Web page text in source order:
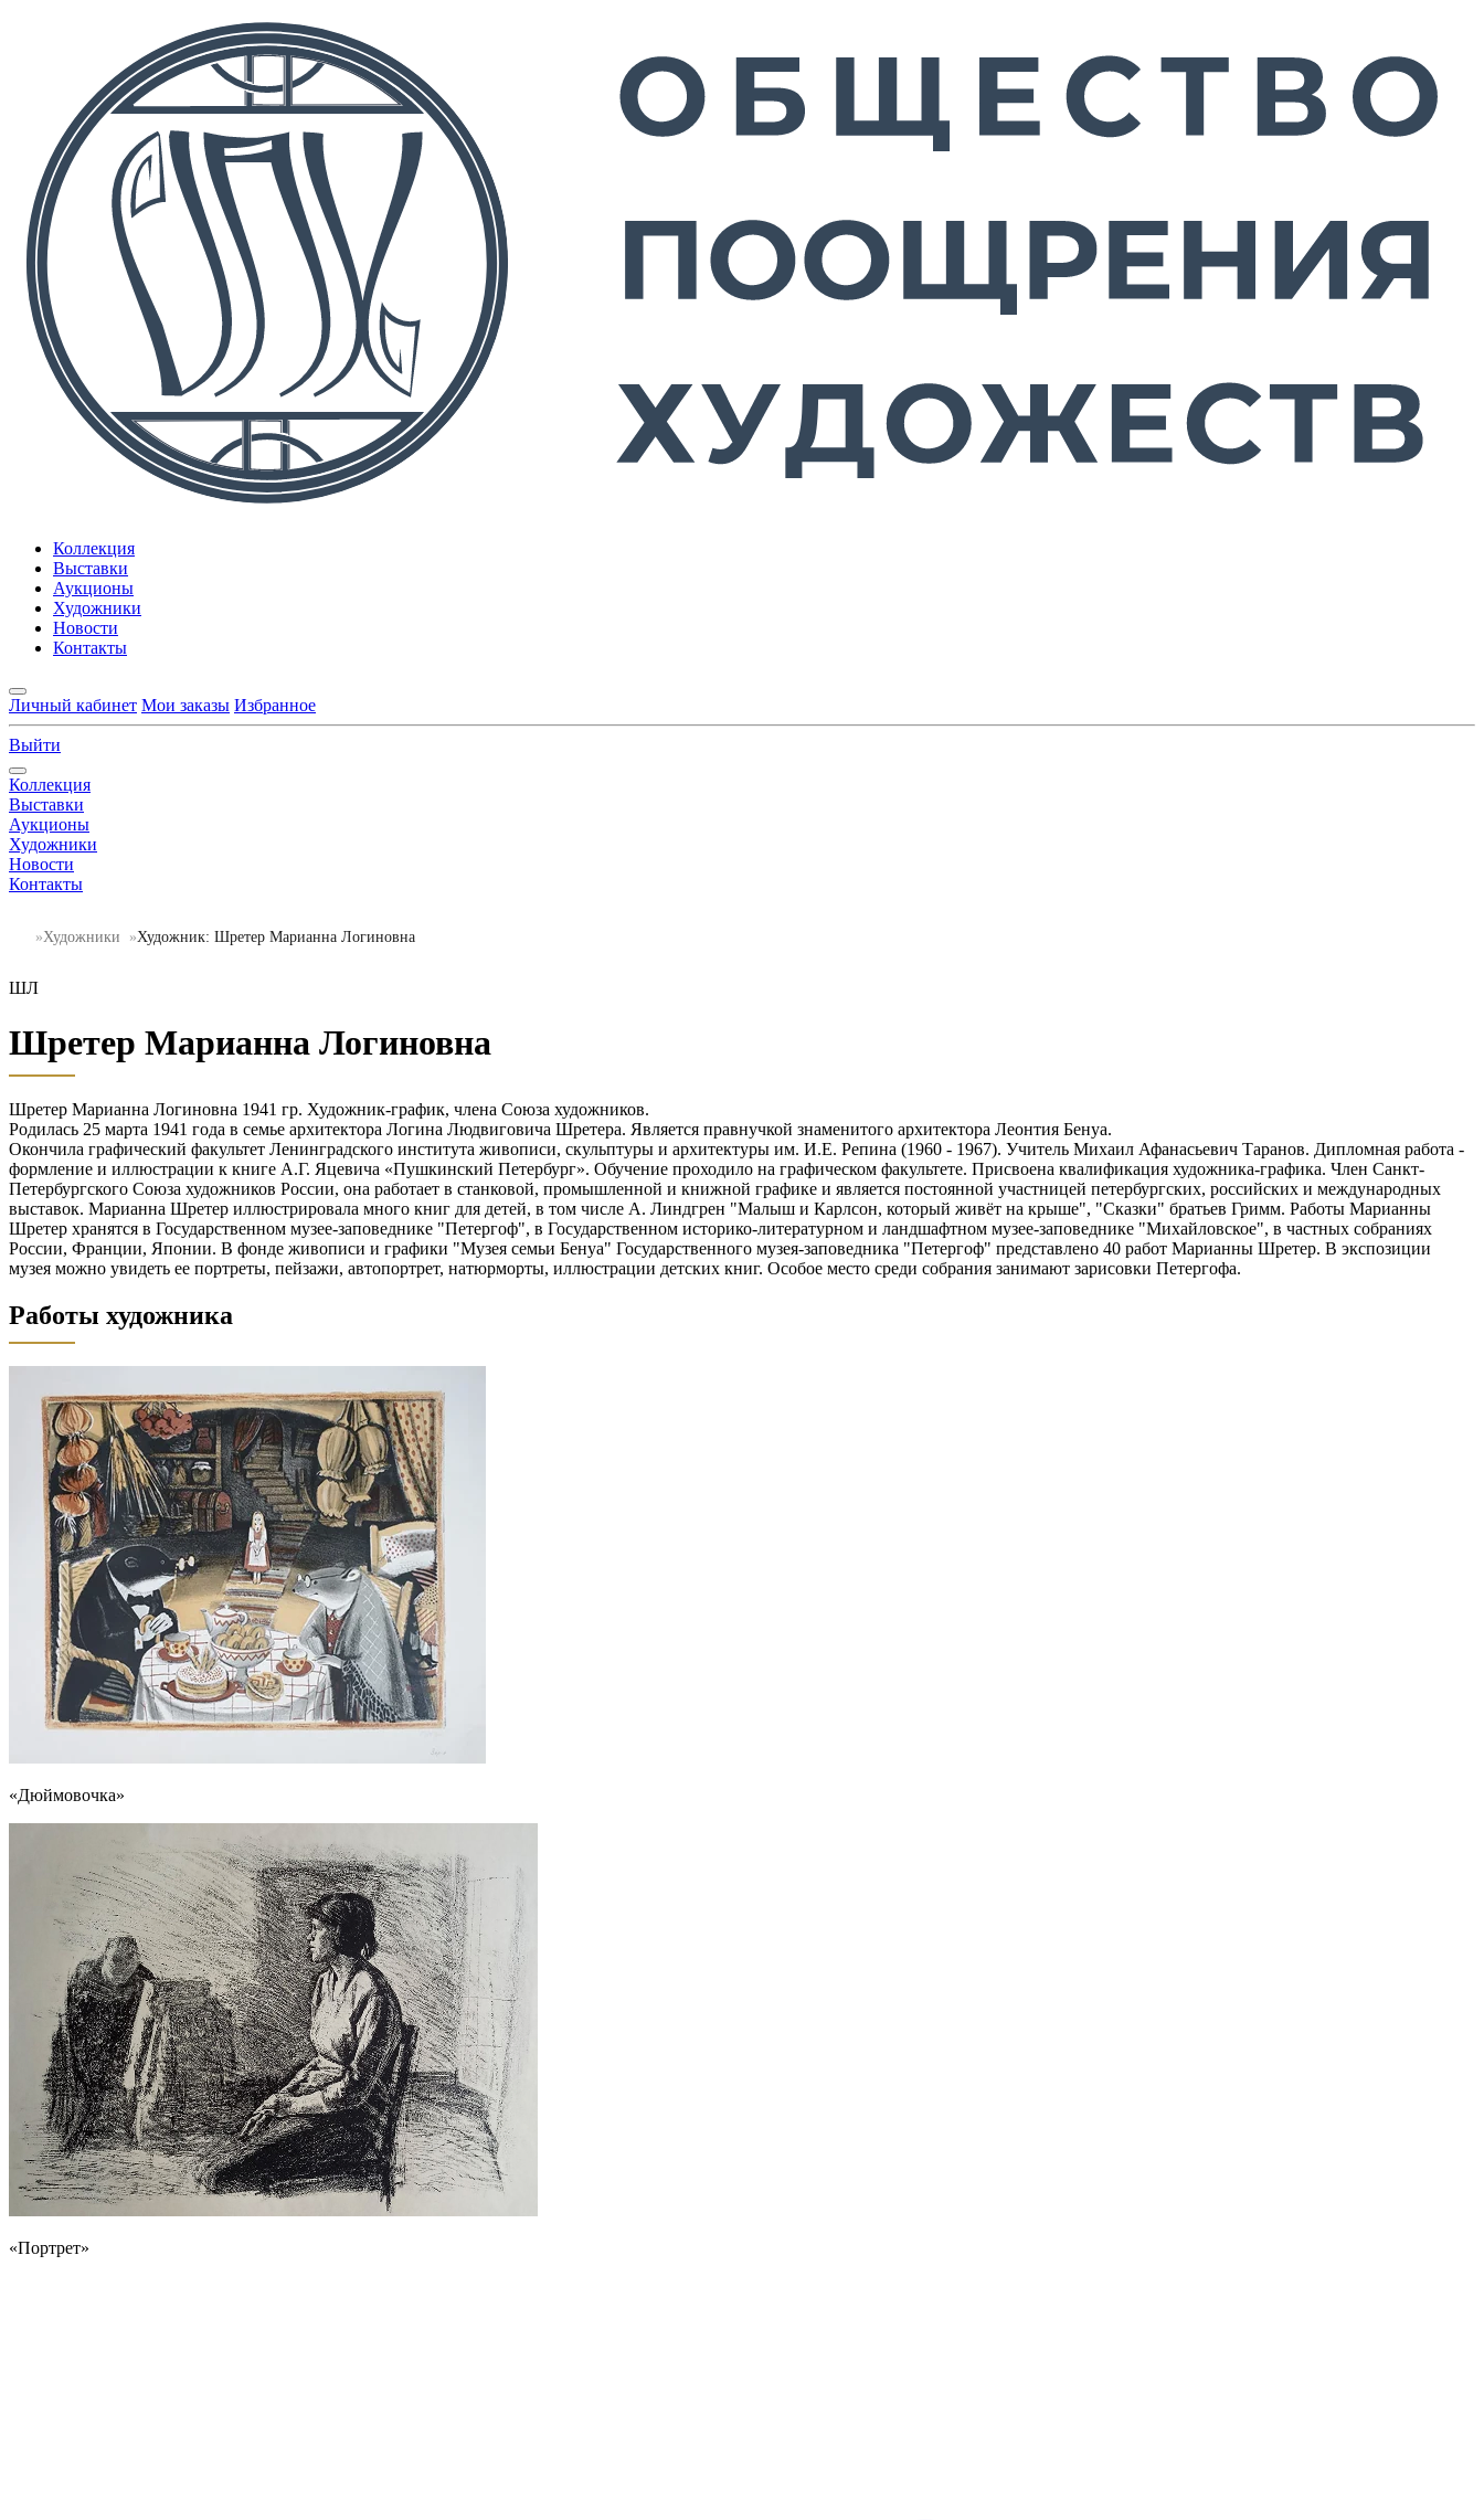
Коллекция
Выставки
Аукционы
Художники
Новости
Контакты
Личный кабинет Мои заказы Избранное
Выйти
Коллекция
Выставки
Аукционы
Художники
Новости
Контакты
Художники Художник: Шретер Марианна Логиновна
ШЛ
Шретер Марианна Логиновна
Шретер Марианна Логиновна 1941 гр. Художник-график, члена Союза художников.
Родилась 25 марта 1941 года в семье архитектора Логина Людвиговича Шретера. Является правнучкой знаменитого архитектора Леонтия Бенуа.
Окончила графический факультет Ленинградского института живописи, скульптуры и архитектуры им. И.Е. Репина (1960 - 1967). Учитель Михаил Афанасьевич Таранов. Дипломная работа -
формление и иллюстрации к книге А.Г. Яцевича «Пушкинский Петербург». Обучение проходило на графическом факультете. Присвоена квалификация художника-графика. Член Санкт-
Петербургского Союза художников России, она работает в станковой, промышленной и книжной графике и является постоянной участницей петербургских, российских и международных
выставок. Марианна Шретер иллюстрировала много книг для детей, в том числе А. Линдгрен "Малыш и Карлсон, который живёт на крыше", "Сказки" братьев Гримм. Работы Марианны
Шретер хранятся в Государственном музее-заповеднике "Петергоф", в Государственном историко-литературном и ландшафтном музее-заповеднике "Михайловское", в частных собраниях
России, Франции, Японии. В фонде живописи и графики "Музея семьи Бенуа" Государственного музея-заповедника "Петергоф" представлено 40 работ Марианны Шретер. В экспозиции
музея можно увидеть ее портреты, пейзажи, автопортрет, натюрморты, иллюстрации детских книг. Особое место среди собрания занимают зарисовки Петергофа.
Работы художника
«Дюймовочка»
«Портрет»